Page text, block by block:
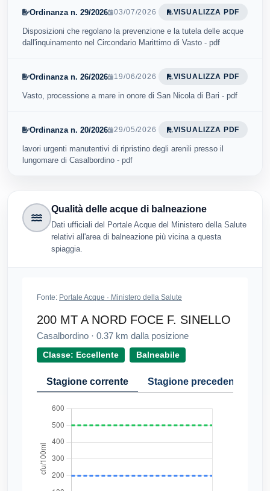
Ordinanza n. 29/2026 03/07/2026 VISUALIZZA PDF
Disposizioni che regolano la prevenzione e la tutela delle acque
dall'inquinamento nel Circondario Marittimo di Vasto - pdf
Ordinanza n. 26/2026 19/06/2026 VISUALIZZA PDF
Vasto, processione a mare in onore di San Nicola di Bari - pdf
Ordinanza n. 20/2026 29/05/2026 VISUALIZZA PDF
lavori urgenti manutentivi di ripristino degli arenili presso il
lungomare di Casalbordino - pdf
Qualità delle acque di balneazione
Dati ufficiali del Portale Acque del Ministero della Salute
relativi all'area di balneazione più vicina a questa
spiaggia.
Fonte: Portale Acque · Ministero della Salute
200 MT A NORD FOCE F. SINELLO
Casalbordino · 0.37 km dalla posizione
Classe: Eccellente Balneabile
Stagione corrente Stagione precedente